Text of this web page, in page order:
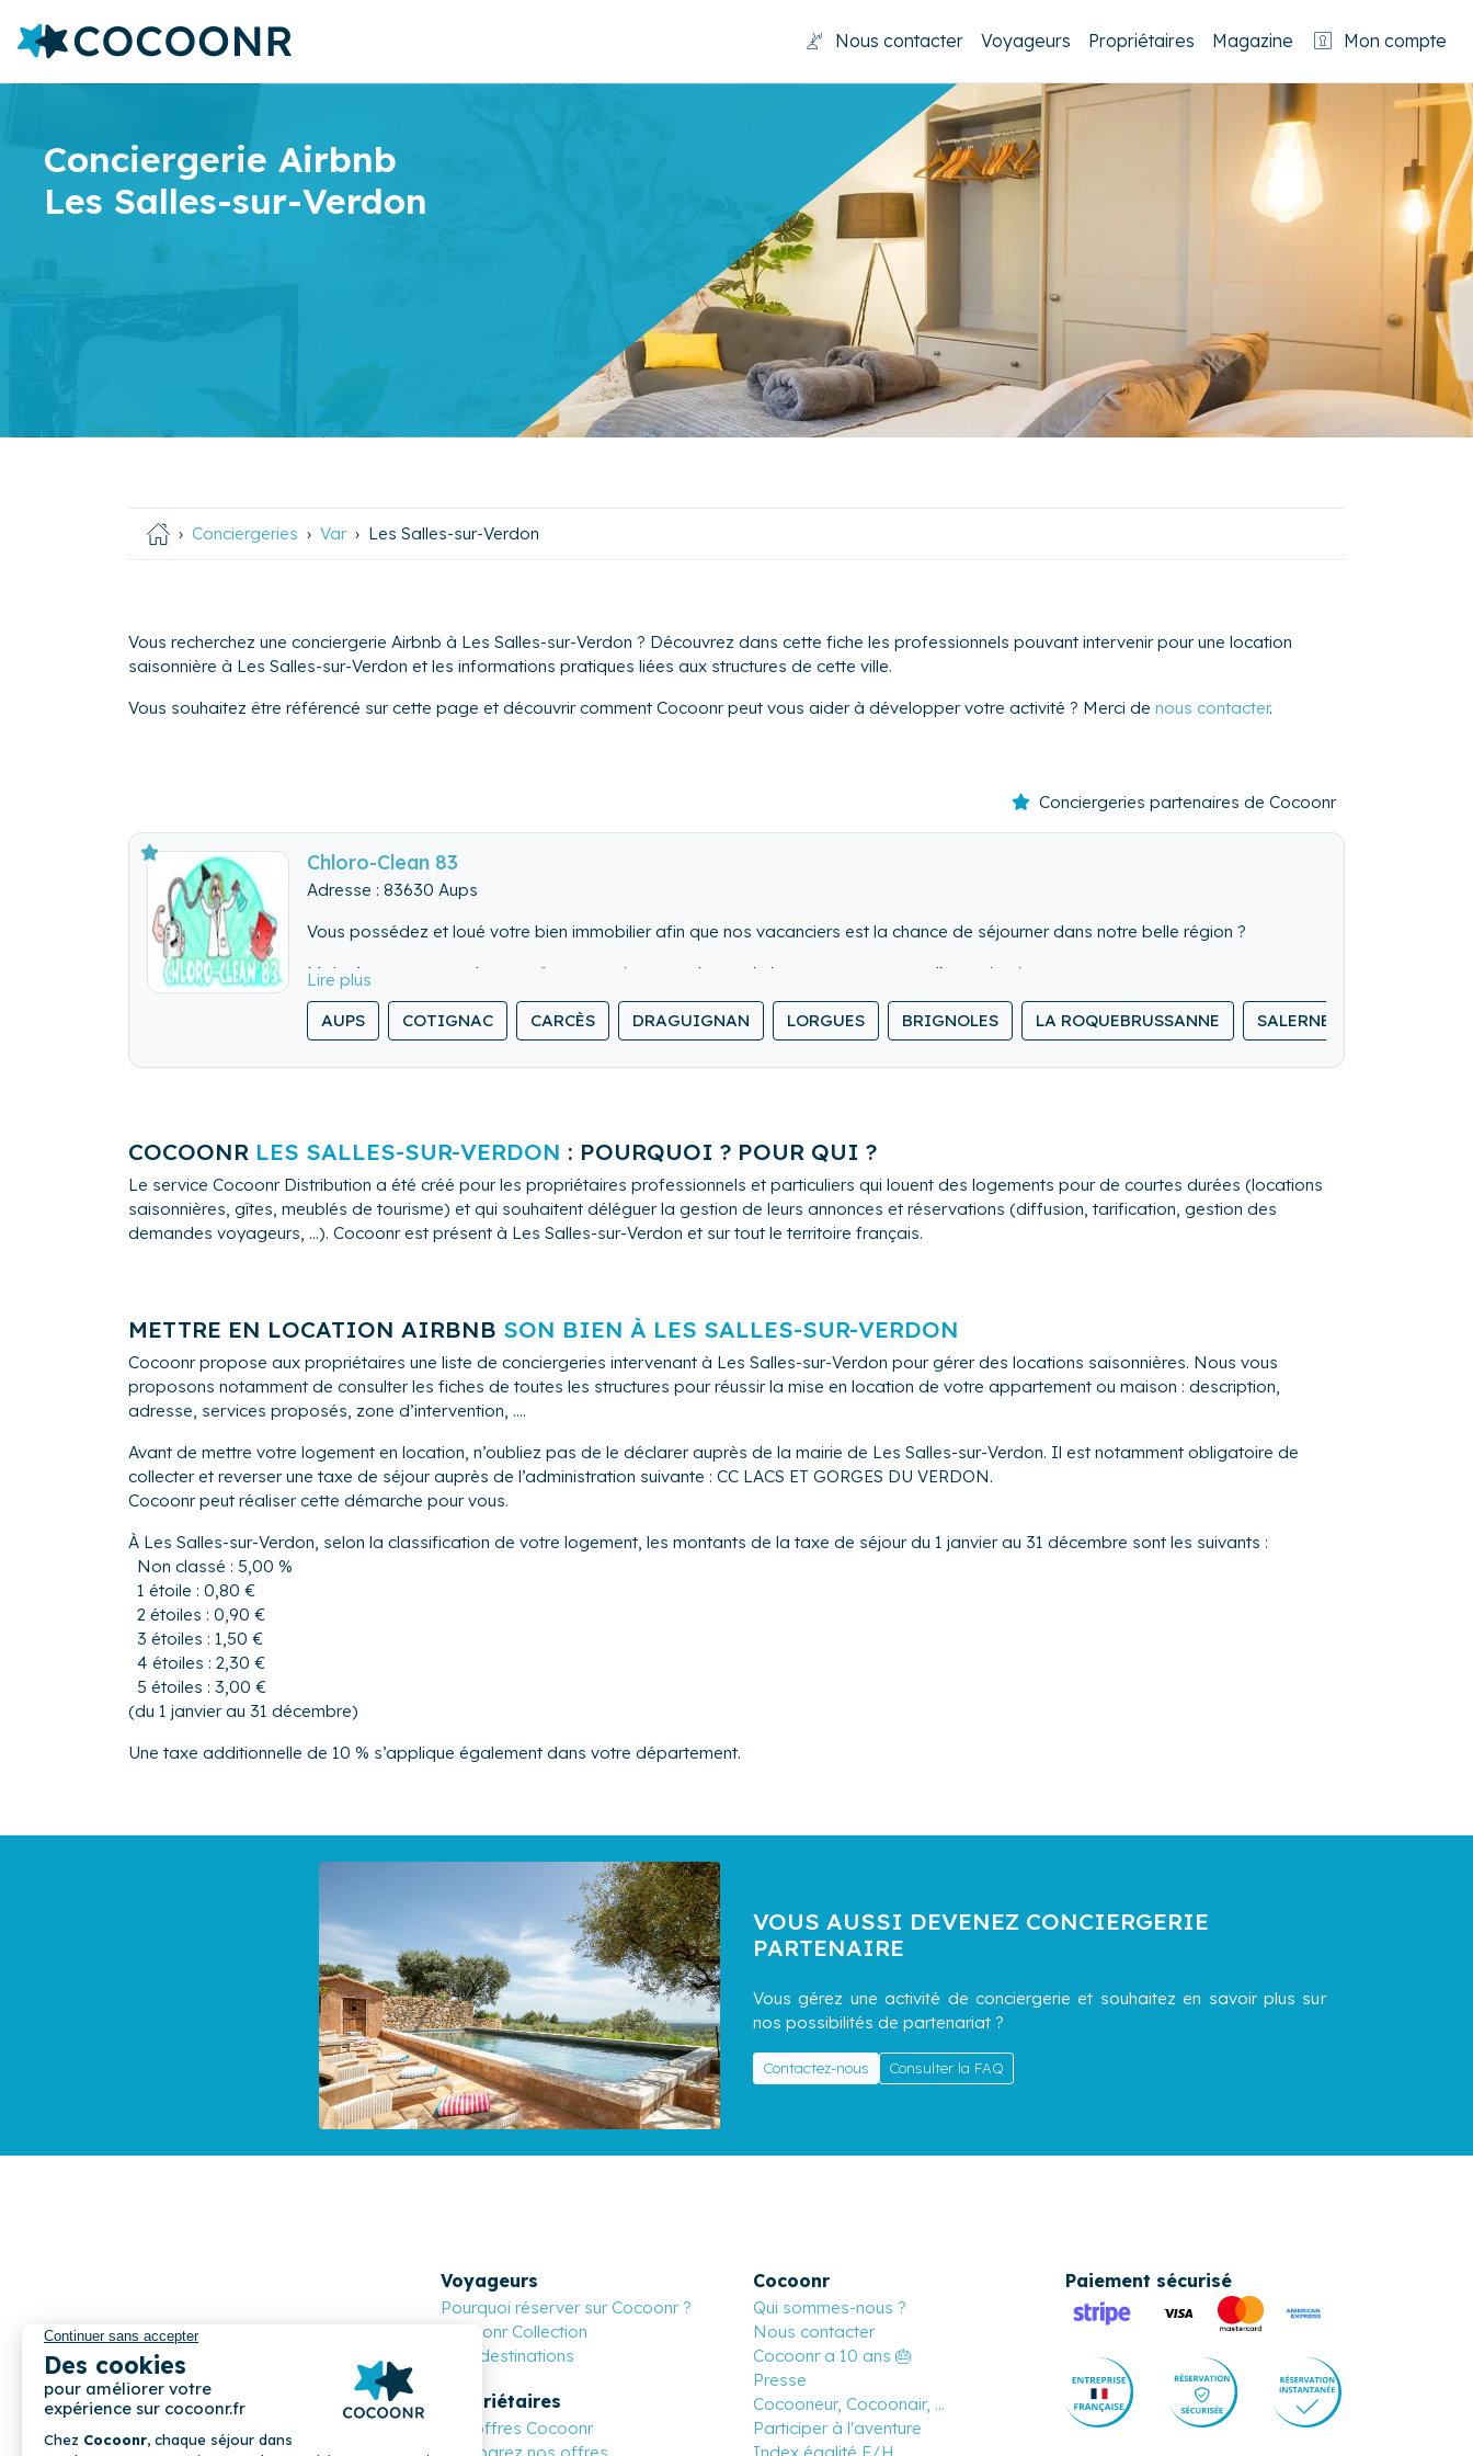
Nous contacter Voyageurs Propriétaires Magazine Mon compte
Conciergerie Airbnb
Les Salles-sur-Verdon
Conciergeries Var Les Salles-sur-Verdon
Vous recherchez une conciergerie Airbnb à Les Salles-sur-Verdon ? Découvrez dans cette fiche les professionnels pouvant intervenir pour une location
saisonnière à Les Salles-sur-Verdon et les informations pratiques liées aux structures de cette ville.
Vous souhaitez être référencé sur cette page et découvrir comment Cocoonr peut vous aider à développer votre activité ? Merci de nous contacter.
Conciergeries partenaires de Cocoonr
Chloro-Clean 83
Adresse : 83630 Aups
Vous possédez et loué votre bien immobilier afin que nos vacanciers est la chance de séjourner dans notre belle région ?
Malgré tout, cette tache peut être contraignante, demande beaucoup temps et d'organisation.
Toute l'équipe de Chloro-Clean 83 est ses collaborateurs sont là pour vous accompagner sur tout le secteur Var : Centre Var, Haut
Var, Provence verte et Dracénie.
Entretien ménage professionnel, Check In / Out, Blanchisserie, Location de linge de maison, Entretien Piscine et Jardin avec nos
Des services à la carte comme : Les kits de bienvenue, la location de matériel pour BB (lit parapluie, chaise haute), l'entretien de
vos extérieurs (terrasses, façades...) au Karchers professionnel, des Inventaires détaillés afin de faire le point sur vos
équipements ainsi que du petit bricolage si besoin.
de leur séjour.
AUPS COTIGNAC CARCÈS DRAGUIGNAN LORGUES BRIGNOLES LA ROQUEBRUSSANNE SALERNES
COCOONR LES SALLES-SUR-VERDON : POURQUOI ? POUR QUI ?
Le service Cocoonr Distribution a été créé pour les propriétaires professionnels et particuliers qui louent des logements pour de courtes durées (locations
saisonnières, gîtes, meublés de tourisme) et qui souhaitent déléguer la gestion de leurs annonces et réservations (diffusion, tarification, gestion des
demandes voyageurs, ...). Cocoonr est présent à Les Salles-sur-Verdon et sur tout le territoire français.
METTRE EN LOCATION AIRBNB SON BIEN À LES SALLES-SUR-VERDON
Cocoonr propose aux propriétaires une liste de conciergeries intervenant à Les Salles-sur-Verdon pour gérer des locations saisonnières. Nous vous
proposons notamment de consulter les fiches de toutes les structures pour réussir la mise en location de votre appartement ou maison : description,
adresse, services proposés, zone d’intervention, ....
Avant de mettre votre logement en location, n’oubliez pas de le déclarer auprès de la mairie de Les Salles-sur-Verdon. Il est notamment obligatoire de
collecter et reverser une taxe de séjour auprès de l’administration suivante : CC LACS ET GORGES DU VERDON.
Cocoonr peut réaliser cette démarche pour vous.
À Les Salles-sur-Verdon, selon la classification de votre logement, les montants de la taxe de séjour du 1 janvier au 31 décembre sont les suivants :
Non classé : 5,00 %
1 étoile : 0,80 €
2 étoiles : 0,90 €
3 étoiles : 1,50 €
4 étoiles : 2,30 €
5 étoiles : 3,00 €
(du 1 janvier au 31 décembre)
Une taxe additionnelle de 10 % s’applique également dans votre département.
VOUS AUSSI DEVENEZ CONCIERGERIE
PARTENAIRE
Vous gérez une activité de conciergerie et souhaitez en savoir plus sur
nos possibilités de partenariat ?
Contactez-nous Consulter la FAQ
Voyageurs
Pourquoi réserver sur Cocoonr ?
Cocoonr Collection
Nos destinations
Propriétaires
Les offres Cocoonr
Cocoonr
Qui sommes-nous ?
Nous contacter
Cocoonr a 10 ans 🎂
Presse
Cocooneur, Cocoonair, ...
Participer à l'aventure
Paiement sécurisé